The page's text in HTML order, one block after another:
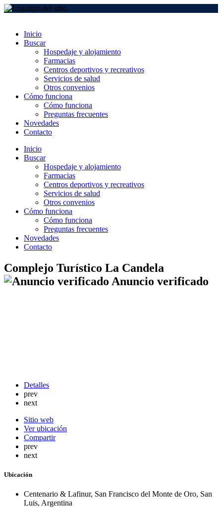
Inicio
Buscar
Hospedaje y alojamiento
Farmacias
Centros deportivos y recreativos
Servicios de salud
Otros convenios
Cómo funciona
Cómo funciona
Preguntas frecuentes
Novedades
Contacto
Inicio
Buscar
Hospedaje y alojamiento
Farmacias
Centros deportivos y recreativos
Servicios de salud
Otros convenios
Cómo funciona
Cómo funciona
Preguntas frecuentes
Novedades
Contacto
Complejo Turístico La Candela
Anuncio verificado
Detalles
prev
next
Sitio web
Ver ubicación
Compartir
prev
next
Ubicación
Centenario & Lafinur, San Francisco del Monte de Oro, San
Luis, Argentina